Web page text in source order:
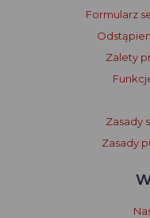
Formularz
Zalety
Zasady
Zasady